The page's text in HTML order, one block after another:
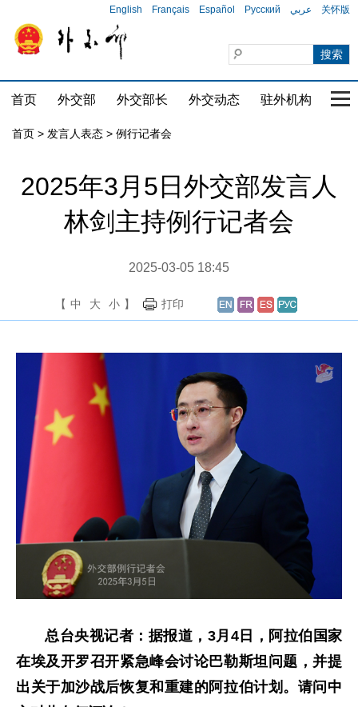
English Français Español Русский عربي 关怀版
首页 外交部 外交部长 外交动态 驻外机构 国
首页 > 发言人表态 > 例行记者会
2025年3月5日外交部发言人
林剑主持例行记者会
2025-03-05 18:45
【 中 大 小 】 打印
总台央视记者：据报道，3月4日，阿拉伯国家
在埃及开罗召开紧急峰会讨论巴勒斯坦问题，并提
出关于加沙战后恢复和重建的阿拉伯计划。请问中